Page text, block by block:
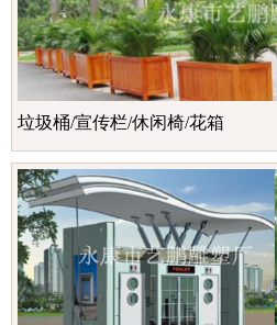
垃圾桶/宣传栏/休闲椅/花箱